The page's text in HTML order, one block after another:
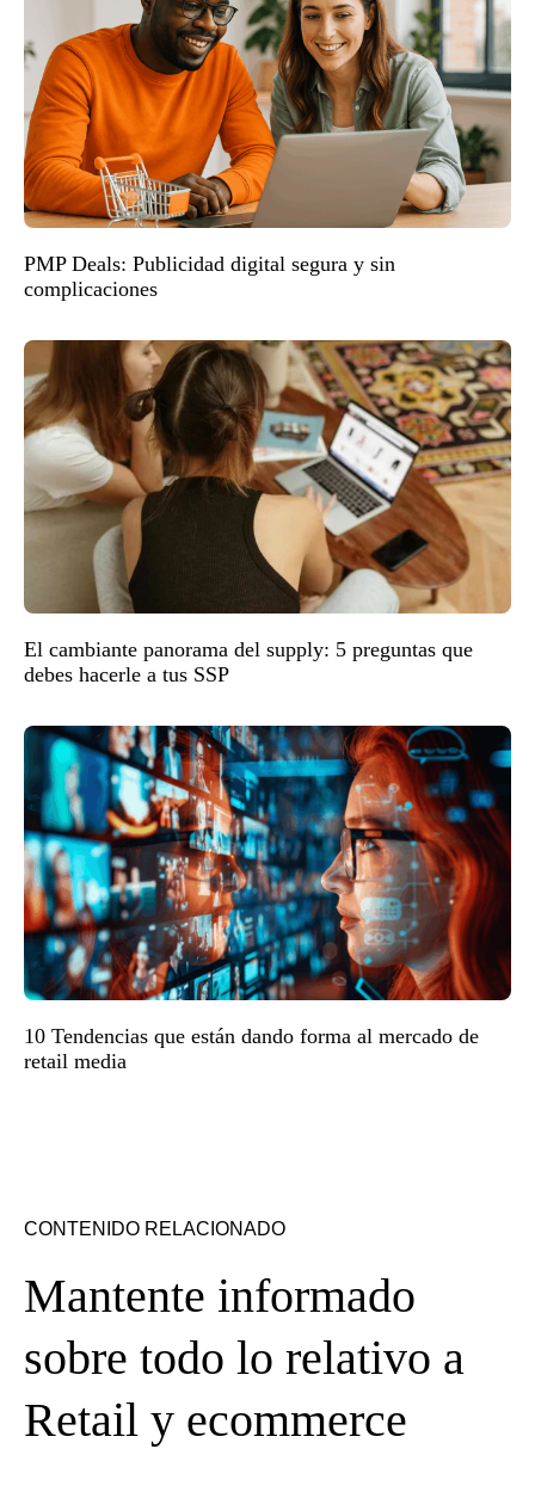
PMP Deals: Publicidad digital segura y sin
complicaciones
El cambiante panorama del supply: 5 preguntas que
debes hacerle a tus SSP
10 Tendencias que están dando forma al mercado de
retail media
CONTENIDO RELACIONADO
Mantente informado
sobre todo lo relativo a
Retail y ecommerce